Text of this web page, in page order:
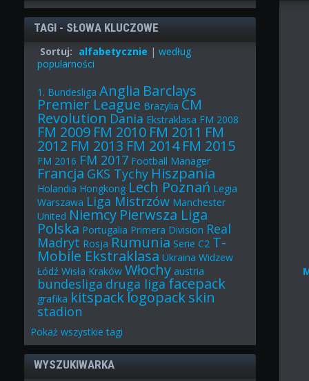
TAGI - SŁOWA KLUCZOWE
Sortuj: alfabetycznie |według
popularności
1. Bundesliga Anglia Barclays
Premier League Brazylia CM
Revolution Dania Ekstraklasa FM 2008
FM 2009 FM 2010 FM 2011 FM
2012 FM 2013 FM 2014 FM 2015
FM 2016 FM 2017 Football Manager
Francja GKS Tychy Hiszpania
Holandia Hongkong Lech Poznań Legia
Warszawa Liga Mistrzów Manchester
United Niemcy Pierwsza Liga
Polska Portugalia Primera Division Real
Madryt Rosja Rumunia Serie C2 T-
Mobile Ekstraklasa Ukraina Widzew
Łódź Wisła Kraków Włochy austria
bundesliga druga ligafacepack
grafika kitspacklogopackskin
stadion
Pokażwszystkie tagi
WYSZUKIWARKA